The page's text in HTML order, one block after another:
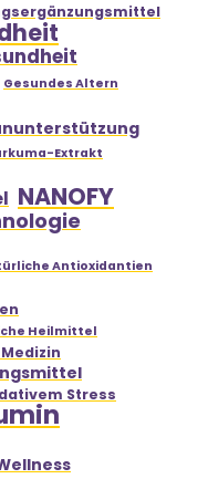
Gesundes Altern
Extrakt
NANOFY
Antioxidantien
Heilmittel
Stress